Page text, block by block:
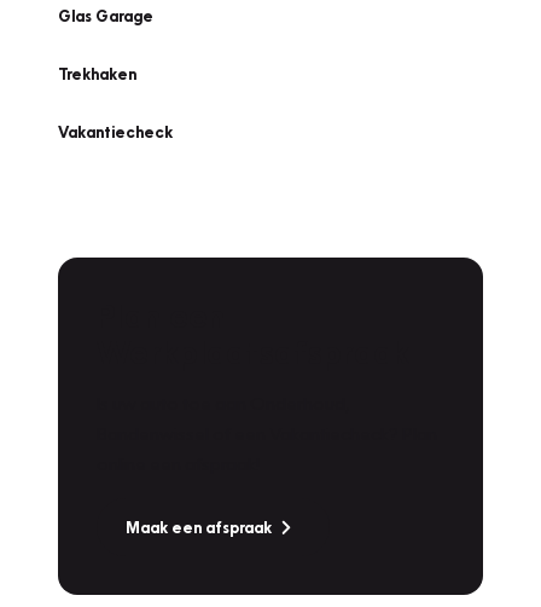
Glas Garage
Trekhaken
Vakantiecheck
Maak een afspraak